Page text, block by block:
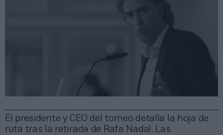
El presidente y CEO del torneo detalla la hoja de
ruta tras la retirada de Rafa Nadal. Las